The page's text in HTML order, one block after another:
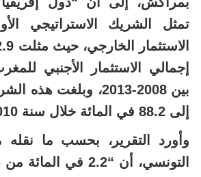
تمثل الشريك الاستراتيجي
إجمالي الاستثمار الأجنبي
بين 2008-2013، وبلغت
إلى 88.2 في المائة خلال سنة 2010”.
وأورد التقرير، بحسب ما نقله
التونسي، أن “2.2 في